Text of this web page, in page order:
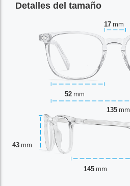
Detalles del tamaño
17 mm
52 mm
43 mm
135 mm
145 mm